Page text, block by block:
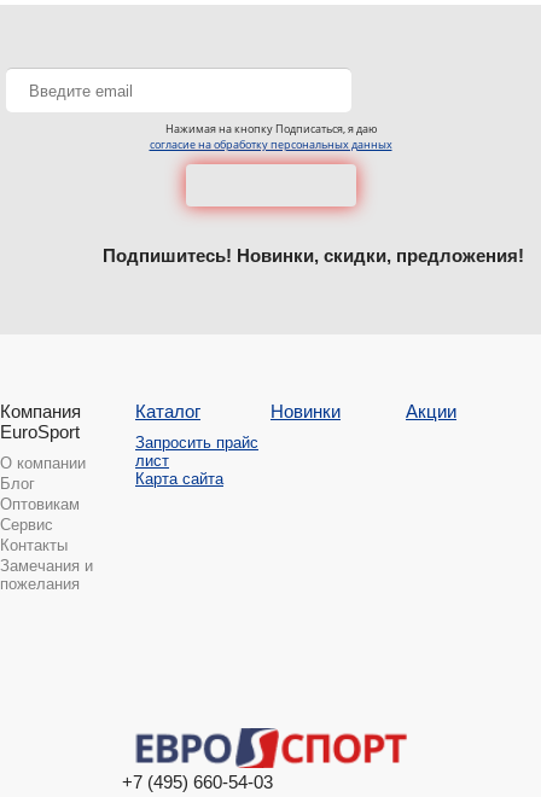
Нажимая на кнопку Подписаться, я даю
согласие на обработку персональных данных
Подпишитесь! Новинки, скидки, предложения!
Компания
EuroSport
О компании
Блог
Оптовикам
Сервис
Контакты
Замечания и
пожелания
Каталог
Запросить прайс
лист
Карта сайта
Новинки Акции
+7 (495) 660-54-03